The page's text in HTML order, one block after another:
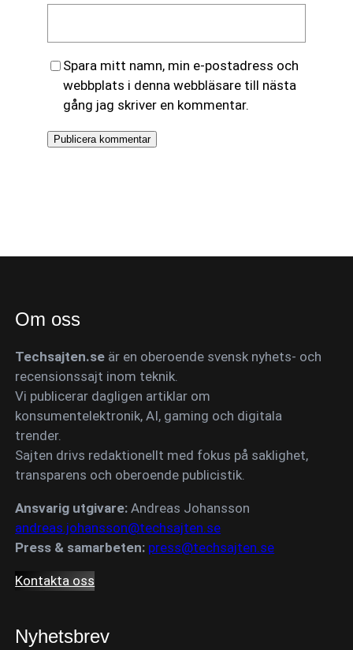
Spara mitt namn, min e-postadress och
webbplats i denna webbläsare till nästa
gång jag skriver en kommentar.
Om oss
Techsajten.se är en oberoende svensk nyhets- och
recensionssajt inom teknik.
Vi publicerar dagligen artiklar om
konsumentelektronik, AI, gaming och digitala
trender.
Sajten drivs redaktionellt med fokus på saklighet,
transparens och oberoende publicistik.
Ansvarig utgivare: Andreas Johansson
andreas.johansson@techsajten.se
Press & samarbeten: press@techsajten.se
Kontakta oss
Nyhetsbrev